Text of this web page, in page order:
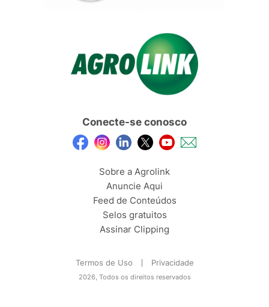
Conecte-se conosco
Sobre a Agrolink
Anuncie Aqui
Feed de Conteúdos
Selos gratuitos
Assinar Clipping
Termos de Uso Privacidade
2026, Todos os direitos reservados